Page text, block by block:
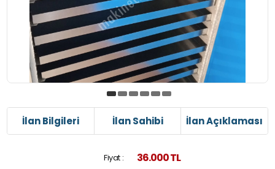
İlan Bilgileri İlan Sahibi İlan Açıklaması
Fiyat : 36.000 TL